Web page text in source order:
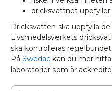
dricksvattnet
Dricksvatten ska uppfylla
Livsmedelsverkets
ska kontrolleras
På Swedac kan du mer
laboratorier som är